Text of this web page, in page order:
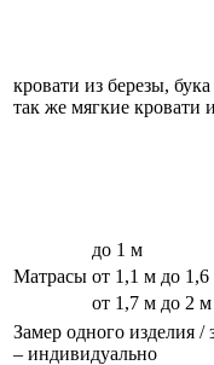
кровати из березы,
так же мягкие кровати
Матрасы
до 1 м
от 1,1 м до
от 1,7 м до 2 м
Замер одного изделия /
– индивидуально